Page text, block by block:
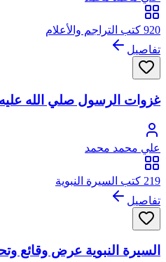
920 كتب التراجم والأعلام
تفاصيل
غزوات الرسول صلي الله
علي محمد محمد
219 كتب السيرة النبوية
تفاصيل
السيرة النبوية عرض وقائع